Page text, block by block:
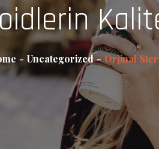
Uncategorized Orjinal